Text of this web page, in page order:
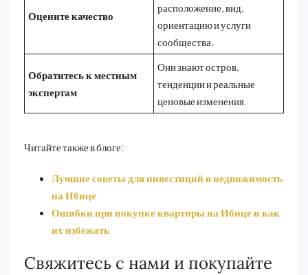
Оцените качество
расположение, вид,
ориентацию и услуги
сообщества.
Обратитесь к местным
экспертам
Они знают остров,
тенденции и реальные
ценовые изменения.
Читайте также в блоге:
Лучшие советы для инвестиций в недвижимость
на Ибице
Ошибки при покупке квартиры на Ибице и как
их избежать
Свяжитесь с нами и покупайте